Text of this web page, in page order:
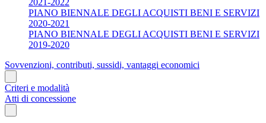
PIANO BIENNALE DEGLI ACQUISTI BENI E SERVIZI
2020-2021
PIANO BIENNALE DEGLI ACQUISTI BENI E SERVIZI
2019-2020
Sovvenzioni, contributi, sussidi, vantaggi economici
Criteri e modalità
Atti di concessione